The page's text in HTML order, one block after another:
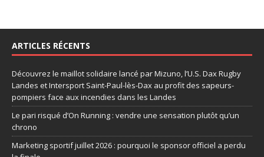
ARTICLES RÉCENTS
Découvrez le maillot solidaire lancé par Mizuno, l’U.S. Dax Rugby
Landes et Intersport Saint-Paul-lès-Dax au profit des sapeurs-
pompiers face aux incendies dans les Landes
Le pari risqué d’On Running : vendre une sensation plutôt qu’un
chrono
Marketing sportif juillet 2026 : pourquoi le sponsor officiel a perdu